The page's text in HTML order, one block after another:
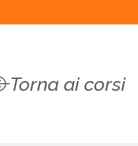
Torna ai corsi